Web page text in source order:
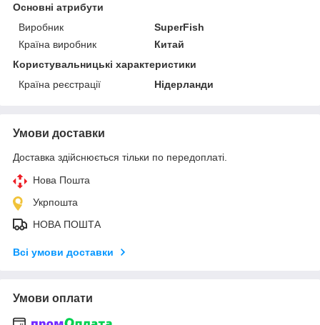
Основні атрибути
Виробник
SuperFish
Країна виробник
Китай
Користувальницькі характеристики
Країна реєстрації
Нідерланди
Умови доставки
Доставка здійснюється тільки по передоплаті.
Нова Пошта
Укрпошта
НОВА ПОШТА
Всі умови доставки
Умови оплати